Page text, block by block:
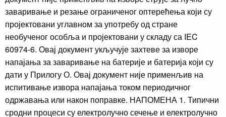
заваривање и резање ограниченог оптерећења који су
пројектовани углавном за употребу од стране
необученог особља и пројектовани у складу са IEC
60974-6. Овај документ укључује захтеве за изворе
напајања за заваривање на батерије и батерија који су
дати у Прилогу О. Овај документ није применљив на
испитивање извора напајања током периодичног
одржавања или након поправке. НАПОМЕНА 1. Типични
сродни процеси су електролучно сечење и електролучно